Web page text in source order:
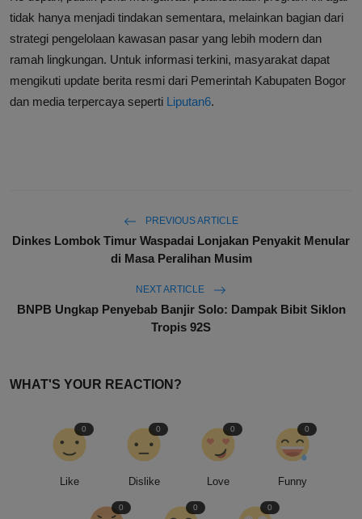
tidak hanya menjadi tindakan sementara, melainkan bagian dari
strategi pengelolaan kawasan pasar yang lebih modern dan
ramah lingkungan. Untuk informasi terkini, masyarakat dapat
mengikuti update berita resmi dari Pemerintah Kabupaten Bogor
dan media terpercaya seperti Liputan6.
PREVIOUS ARTICLE
Dinkes Lombok Timur Waspadai Lonjakan Penyakit Menular
di Masa Peralihan Musim
NEXT ARTICLE
BNPB Ungkap Penyebab Banjir Solo: Dampak Bibit Siklon
Tropis 92S
WHAT'S YOUR REACTION?
Like
0
Dislike
0
Love
0
Funny
0
0 0 0